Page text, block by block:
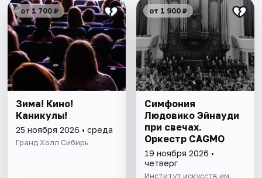
от 1 700 ₽
Зима! Кино!
Каникулы!
25 ноября 2026 • среда
Гранд Холл Сибирь
от 1 900 ₽
Симфония
Людовико Эйнауди
при свечах.
Оркестр CAGMO
19 ноября 2026 •
четверг
Институт искусств им.